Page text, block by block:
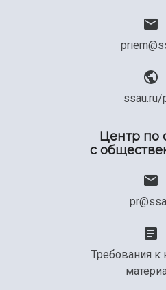
ssau.ru/
Центр по
с
Требования к